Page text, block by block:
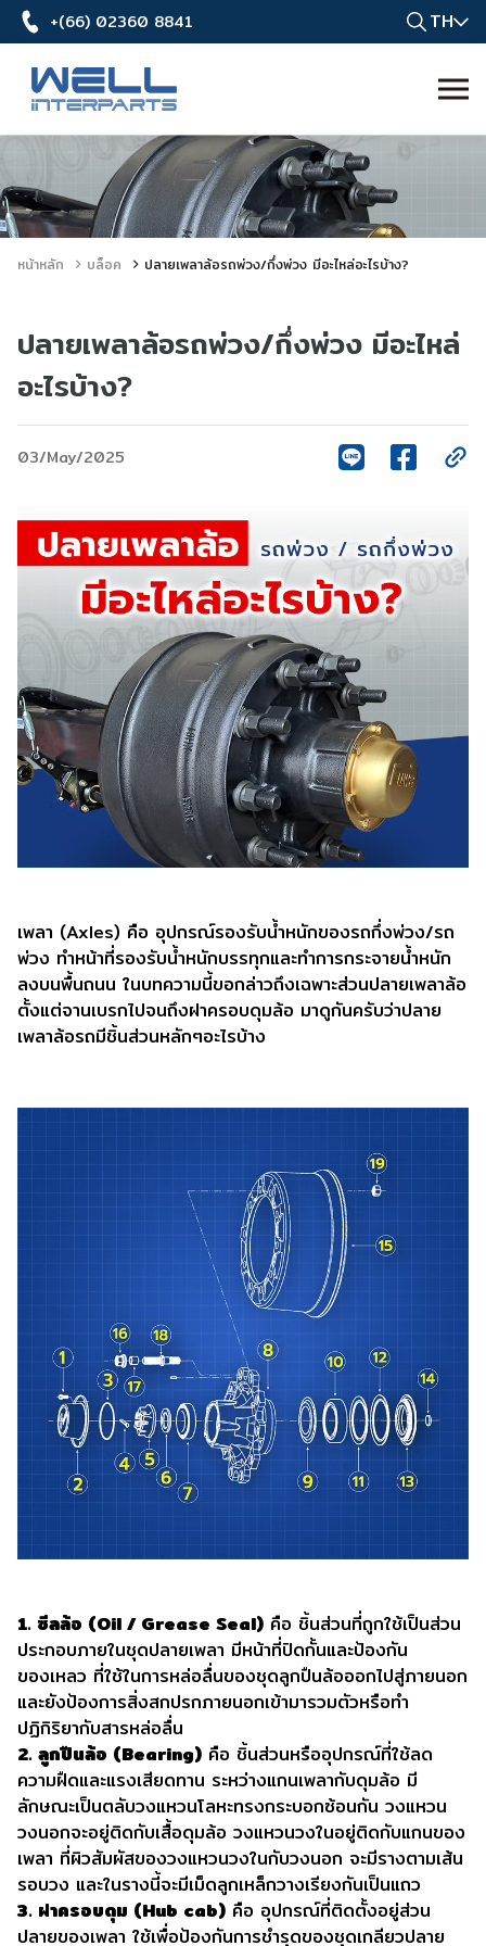
+(66) 02360 8841 TH
หน้าหลัก บล็อค ปลายเพลาล้อรถพ่วง/กึ่งพ่วง มีอะไหล่อะไรบ้าง?
ปลายเพลาล้อรถพ่วง/กึ่งพ่วง มีอะไหล่
อะไรบ้าง?
03/May/2025
เพลา (Axles) คือ อุปกรณ์รองรับนํ้าหนักของรถกึ่งพ่วง/รถ
พ่วง ทำหน้าที่รองรับนํ้าหนักบรรทุกและทำการกระจายนํ้าหนัก
ลงบนพื้นถนน ในบทความนี้ขอกล่าวถึงเฉพาะส่วนปลายเพลาล้อ
ตั้งแต่จานเบรกไปจนถึงฝาครอบดุมล้อ มาดูกันครับว่าปลาย
เพลาล้อรถมีชิ้นส่วนหลักๆอะไรบ้าง
1. ซีลล้อ (Oil / Grease Seal) คือ ชิ้นส่วนที่ถูกใช้เป็นส่วน
ประกอบภายในชุดปลายเพลา มีหน้าที่ปิดกั้นและป้องกัน
ของเหลว ที่ใช้ในการหล่อลื่นของชุดลูกปืนล้อออกไปสู่ภายนอก
และยังป้องการสิ่งสกปรกภายนอกเข้ามารวมตัวหรือทำ
ปฏิกิริยากับสารหล่อลื่น
2. ลูกปืนล้อ (Bearing) คือ ชิ้นส่วนหรืออุปกรณ์ที่ใช้ลด
ความฝืดและแรงเสียดทาน ระหว่างแกนเพลากับดุมล้อ มี
ลักษณะเป็นตลับวงแหวนโลหะทรงกระบอกซ้อนกัน วงแหวน
วงนอกจะอยู่ติดกับเสื้อดุมล้อ วงแหวนวงในอยู่ติดกับแกนของ
เพลา ที่ผิวสัมผัสของวงแหวนวงในกับวงนอก จะมีรางตามเส้น
รอบวง และในรางนี้จะมีเม็ดลูกเหล็กวางเรียงกันเป็นแถว
3. ฝาครอบดุม (Hub cab) คือ อุปกรณ์ที่ติดตั้งอยู่ส่วน
ปลายของเพลา ใช้เพื่อป้องกันการชำรุดของชุดเกลียวปลาย